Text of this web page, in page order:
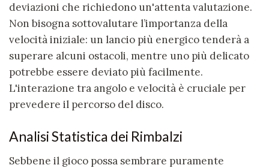
deviazioni che richiedono un'attenta valutazione.
Non bisogna sottovalutare l’importanza della
velocità iniziale: un lancio più energico tenderà a
superare alcuni ostacoli, mentre uno più delicato
potrebbe essere deviato più facilmente.
L'interazione tra angolo e velocità è cruciale per
prevedere il percorso del disco.
Analisi Statistica dei Rimbalzi
Sebbene il gioco possa sembrare puramente